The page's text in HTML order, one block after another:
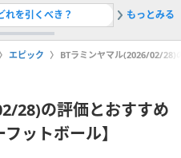
れを引くべき？ 2
もっとみる
エピック BTラミンヤマル(2026/02/28)
28)の評価とおすすめ
ットボール】